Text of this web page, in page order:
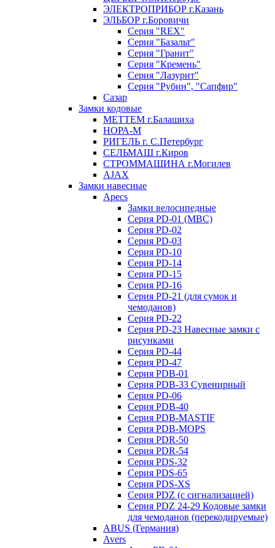
ЭЛЕКТРОПРИБОР г.Казань
ЭЛЬБОР г.Боровичи
Серия "REX"
Серия "Базальт"
Серия "Гранит"
Серия "Кремень"
Серия "Лазурит"
Серия "Рубин", "Сапфир"
Сазар
Замки кодовые
МЕТТЕМ г.Балашиха
НОРА-М
РИГЕЛЬ г. С.Петербург
СЕЛЬМАШ г.Киров
СТРОММАШИНА г.Могилев
AJAX
Замки навесные
Apecs
Замки велосипедные
Серия PD-01 (МВС)
Серия PD-02
Серия PD-03
Серия PD-10
Серия PD-14
Серия PD-15
Серия PD-16
Серия PD-21 (для сумок и
чемоданов)
Серия PD-22
Серия PD-23 Навесные замки с
рисунками
Серия PD-44
Серия PD-47
Серия PDB-01
Серия PDB-33 Сувенирный
Серия PD-06
Серия PDB-40
Серия PDB-MASTIF
Серия PDB-MOPS
Серия PDR-50
Серия PDR-54
Серия PDS-32
Серия PDS-65
Серия PDS-XS
Серия PDZ (с сигнализацией)
Серия PDZ 24-29 Кодовые замки
для чемоданов (перекодируемые)
ABUS (Германия)
Avers